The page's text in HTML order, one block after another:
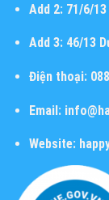
Add 2:71/6/13
Add 3:46/13
Điện thoại:
Email:
Website: